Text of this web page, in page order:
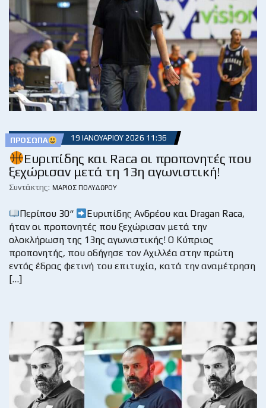
ΠΡΌΣΩΠΑ 19 ΙΑΝΟΥΑΡΊΟΥ 2026 11:36
Ευριπίδης και Raca οι προπονητές που
ξεχώρισαν μετά τη 13η αγωνιστική!
Συντάκτης: ΜΆΡΙΟΣ ΠΟΛΥΔΏΡΟΥ
Περίπου 30“
Ευριπίδης Ανδρέου και Dragan Raca,
ήταν οι προπονητές που ξεχώρισαν μετά την
ολοκλήρωση της 13ης αγωνιστικής! Ο Κύπριος
προπονητής, που οδήγησε τον Αχιλλέα στην πρώτη
εντός έδρας φετινή του επιτυχία, κατά την αναμέτρηση
[…]